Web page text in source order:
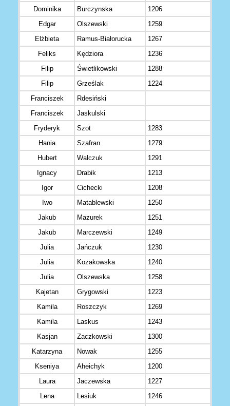
Dominika
Burczynska
1206
Edgar
Olszewski
1259
Elżbieta
Ramus-Białorucka
1267
Feliks
Kędziora
1236
Filip
Świetlikowski
1288
Filip
Grześlak
1224
Franciszek
Rdesiński
Franciszek
Jaskulski
Fryderyk
Szot
1283
Hania
Szafran
1279
Hubert
Walczuk
1291
Ignacy
Drabik
1213
Igor
Cichecki
1208
Iwo
Matablewski
1250
Jakub
Mazurek
1251
Jakub
Marczewski
1249
Julia
Jańczuk
1230
Julia
Kozakowska
1240
Julia
Olszewska
1258
Kajetan
Grygowski
1223
Kamila
Roszczyk
1269
Kamila
Laskus
1243
Kasjan
Zaczkowski
1300
Katarzyna
Nowak
1255
Kseniya
Aheichyk
1200
Laura
Jaczewska
1227
Lena
Lesiuk
1246